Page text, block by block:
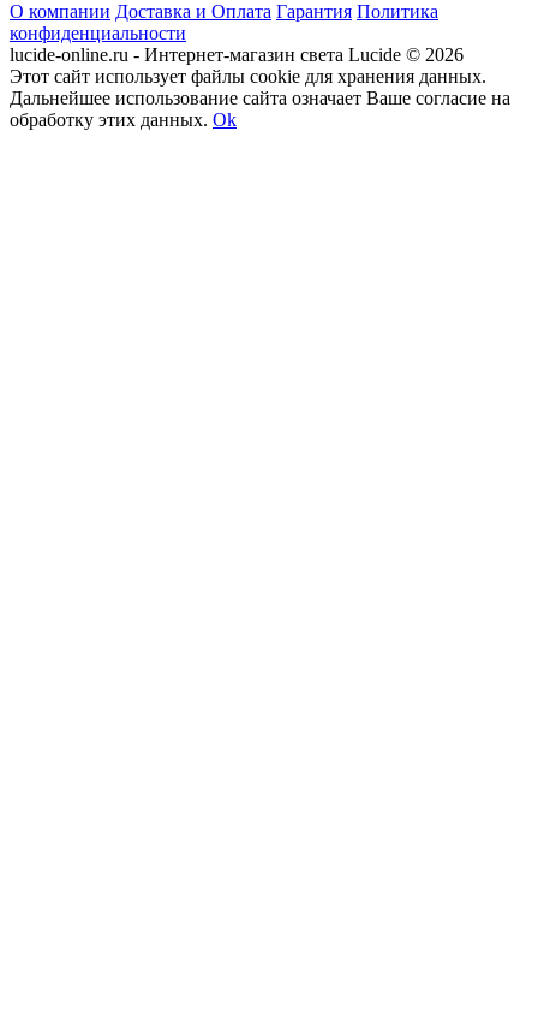
О компании Доставка и Оплата Гарантия Политика
конфиденциальности
lucide-online.ru - Интернет-магазин света Lucide © 2026
Этот сайт использует файлы cookie для хранения данных.
Дальнейшее использование сайта означает Ваше согласие на
обработку этих данных. Ok